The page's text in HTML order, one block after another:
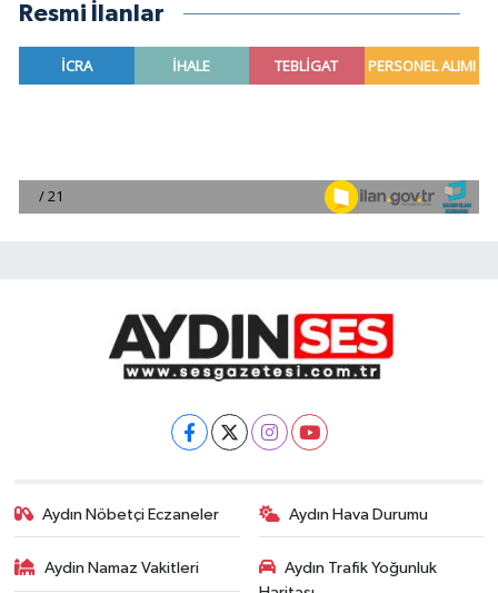
Resmi İlanlar
Aydın Nöbetçi Eczaneler Aydın Hava Durumu
Aydin Namaz Vakitleri
Aydın Trafik Yoğunluk